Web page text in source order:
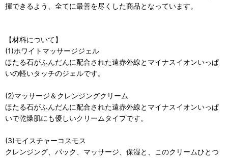
揮できるよう、全てに最善を尽くした商品となっています。
【材料について】
(1)ホワイトマッサージジェル
ほたる石がふんだんに配合された遠赤外線とマイナスイオンいっぱ
いの軽いタッチのジェルです。
(2)マッサージ＆クレンジングクリーム
ほたる石がふんだんに配合された遠赤外線とマイナスイオンいっぱ
いで乾燥肌にも優しいクリームタイプです。
(3)モイスチャーコスモス
クレンジング、パック、マッサージ、保湿と、このクリームひとつ